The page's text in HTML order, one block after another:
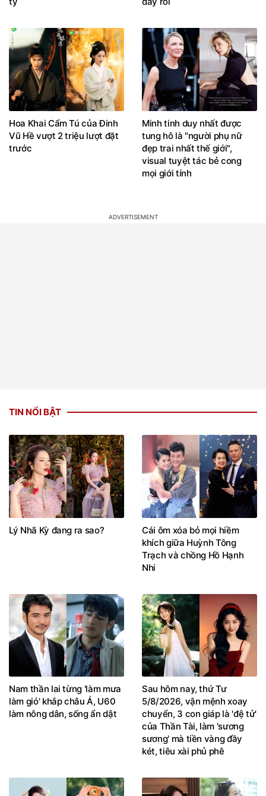
Hoa Khai Cẩm Tú của Đinh
Vũ Hề vượt 2 triệu lượt đặt
trước
Minh tinh duy nhất được
tung hô là "người phụ nữ
đẹp trai nhất thế giới",
visual tuyệt tác bẻ cong
mọi giới tính
TIN NỔI BẬT
Lý Nhã Kỳ đang ra sao?
Cái ôm xóa bỏ mọi hiềm
khích giữa Huỳnh Tông
Trạch và chồng Hồ Hạnh
Nhi
Nam thần lai từng 'làm mưa
làm gió' khắp châu Á, U60
làm nông dân, sống ẩn dật
Sau hôm nay, thứ Tư
5/8/2026, vận mệnh xoay
chuyển, 3 con giáp là 'đệ tử'
của Thần Tài, làm 'sương
sương' mà tiền vàng đầy
két, tiêu xài phủ phê